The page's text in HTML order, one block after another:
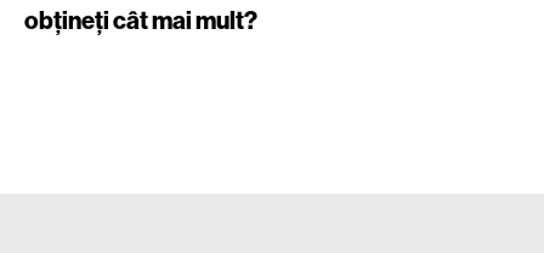
obțineți cât mai mult?